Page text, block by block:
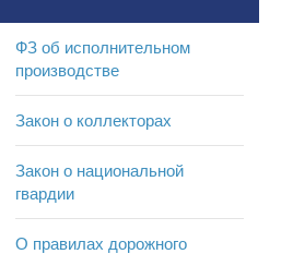
ФЗ об исполнительном
производстве
Закон о коллекторах
Закон о национальной
гвардии
О правилах дорожного